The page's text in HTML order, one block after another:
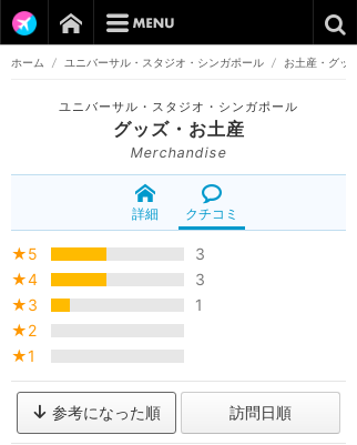
ホーム / ユニバーサル・スタジオ・シンガポール / お土産・グッズ
ユニバーサル・スタジオ・シンガポール
グッズ・お土産
Merchandise
詳細 クチコミ
★5
3
★4
3
★3
1
★2
★1
参考になった順 訪問日順